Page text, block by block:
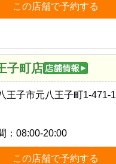
この店舗で予約する
子町店
王子市元八王子町1-471-1
： 08:00-20:00
この店舗で予約する